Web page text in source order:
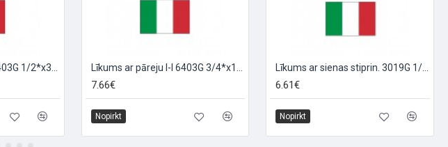
7.66€
Nopirkt
6.61€
Nopirkt